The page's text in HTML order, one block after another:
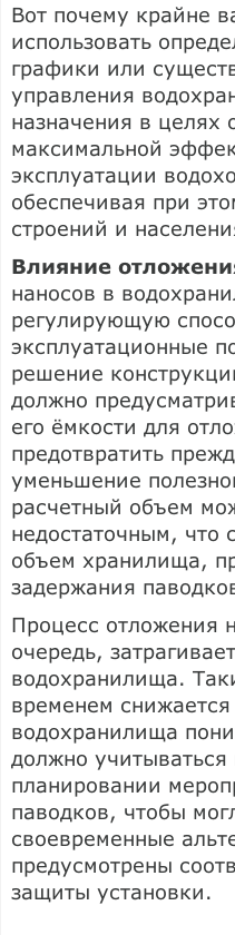
Вот почему крайне
использовать
графики или
управления
назначения в целях
максимальной
эксплуатации
обеспечивая при
строений и
Влияние
наносов в
регулирующую
эксплуатационные
решение
должно
его ёмкости для
предотвратить
уменьшение
расчетный объем
недостаточным, что
объем хранилища,
задержания
Процесс отложения
очередь,
водохранилища.
временем снижается
водохранилища
должно учитываться
планировании
паводков, чтобы
своевременные
предусмотрены
защиты установки.